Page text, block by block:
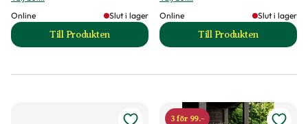
Online
Slut i lager
Till Produkten
till Fat Botanica produktsida
Online
Slut i lager
Till Produkten
till Kruka
3 för 99.-